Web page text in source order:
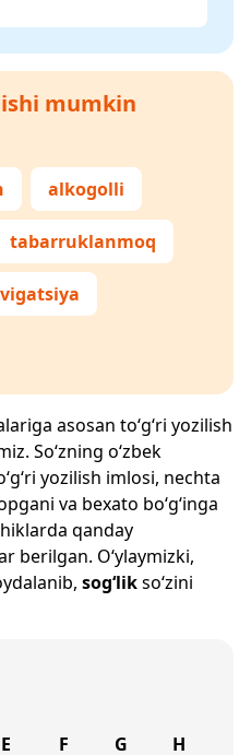
mumkin
alkogolli
tabarruklanmoq
asosan to‘g‘ri yozilish
So‘zning o‘zbek
yozilish imlosi, nechta
va bexato bo‘g‘inga
qanday
berilgan. O‘ylaymizki,
sog‘likso‘zini
E F G H